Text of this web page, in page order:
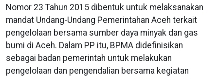
Nomor 23 Tahun 2015 dibentuk untuk melaksanakan
mandat Undang-Undang Pemerintahan Aceh terkait
pengelolaan bersama sumber daya minyak dan gas
bumi di Aceh. Dalam PP itu, BPMA didefinisikan
sebagai badan pemerintah untuk melakukan
pengelolaan dan pengendalian bersama kegiatan